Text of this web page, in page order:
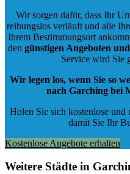
Wir sorgen dafür, dass Ihr
reibungslos verläuft und alle
Ihrem Bestimmungsort
den günstigen Angeboten
Service wird Sie
Wir legen los, wenn Sie so
nach Garching bei
Holen Sie sich kostenlose und
damit Sie Ihr
Kostenlose Angebote erhalten
Weitere Städte in